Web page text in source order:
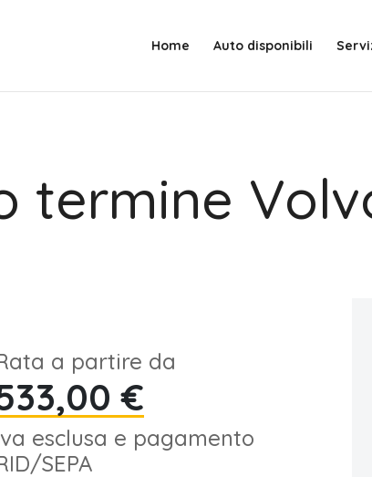
Home Auto disponibili
termine
a partire da
€
esclusa e pagamento
SEPA